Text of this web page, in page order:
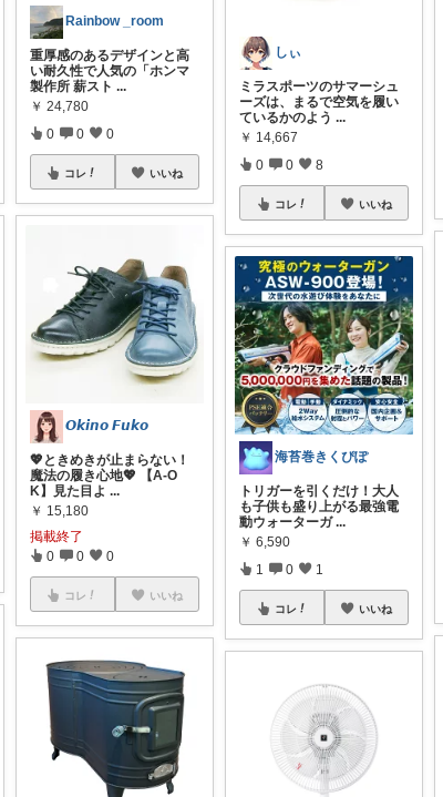
Rainbow _room
重厚感のあるデザインと高
い耐久性で人気の「ホンマ
製作所 薪スト ...
￥ 24,780
0 0 0
コレ いいね
𝙊𝙠𝙞𝙣𝙤 𝙁𝙪𝙠𝙤
💖ときめきが止まらない！
魔法の履き心地💖 【A-O
K】見た目よ ...
￥ 15,180
掲載終了
0 0 0
コレ いいね
しぃ
ミラスポーツのサマーシュ
ーズは、まるで空気を履い
ているかのよう ...
￥ 14,667
0 0 8
コレ いいね
海苔巻きくぴぽ
トリガーを引くだけ！大人
も子供も盛り上がる最強電
動ウォーターガ ...
￥ 6,590
1 0 1
コレ いいね